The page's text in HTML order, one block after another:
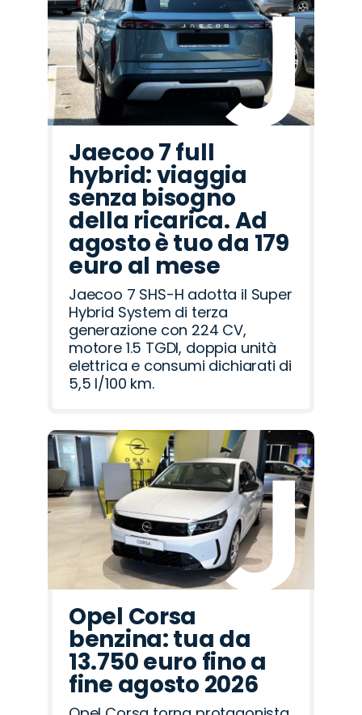
Jaecoo 7 full
hybrid: viaggia
senza bisogno
della ricarica. Ad
agosto è tuo da 179
euro al mese
Jaecoo 7 SHS-H adotta il Super
Hybrid System di terza
generazione con 224 CV,
motore 1.5 TGDI, doppia unità
elettrica e consumi dichiarati di
5,5 l/100 km.
Opel Corsa
benzina: tua da
13.750 euro fino a
fine agosto 2026